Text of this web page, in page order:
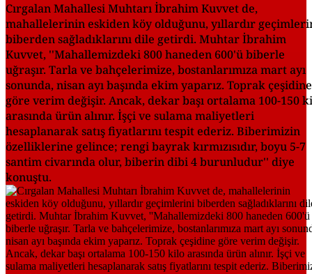
Cırgalan Mahallesi Muhtarı İbrahim Kuvvet de,
mahallelerinin eskiden köy olduğunu, yıllardır
biberden sağladıklarını dile getirdi. Muhtar İbrahim
Kuvvet, ''Mahallemizdeki 800 haneden 600'ü biberle
uğraşır. Tarla ve bahçelerimize, bostanlarımıza mart ayı
sonunda, nisan ayı başında ekim yaparız. Toprak çeşidine
göre verim değişir. Ancak, dekar başı ortalama 100-150
arasında ürün alınır. İşçi ve sulama maliyetleri
hesaplanarak satış fiyatlarını tespit ederiz. Biberimizin
özelliklerine gelince; rengi bayrak kırmızısıdır, boyu 5-7
santim civarında olur, biberin dibi 4 burunludur'' diye
konuştu.